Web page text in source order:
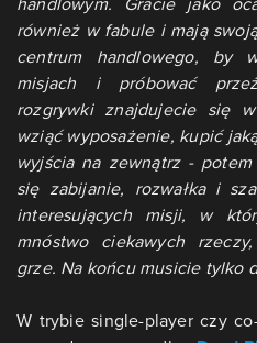
również w fabule i mają
centrum handlowego, by
misjach i próbować
rozgrywki znajdujecie się
wziąć wyposażenie, kupić
wyjścia na zewnątrz -
się zabijanie, rozwałka i
interesujących misji, w
mnóstwo ciekawych
grze. Na końcu musicie tylko
W trybie single-player czy